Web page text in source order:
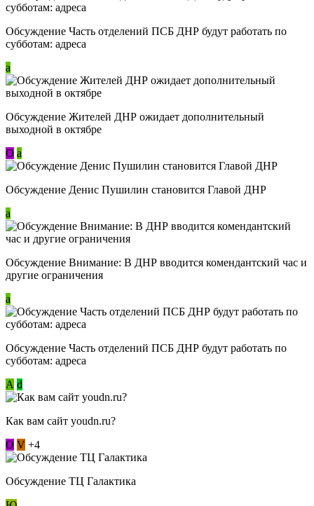
Обсуждение Часть отделений ПСБ ДНР будут работать по
субботам: адреса
a
Обсуждение Жителей ДНР ожидает дополнительный
выходной в октябре
О a
Обсуждение Денис Пушилин становится Главой ДНР
a
Обсуждение Внимание: В ДНР вводится комендантский час и
другие ограничения
a
Обсуждение Часть отделений ПСБ ДНР будут работать по
субботам: адреса
А d
Как вам сайт youdn.ru?
О V +4
Обсуждение ТЦ Галактика